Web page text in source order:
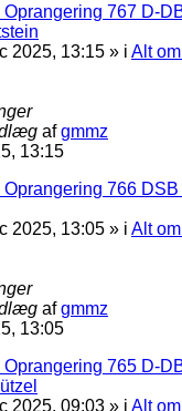
767 D-
2025, 13:15 » i Alt
afgmmz
13:15
766
2025, 13:05 » i Alt
afgmmz
13:05
765 D-
2025, 09:03 » i Alt